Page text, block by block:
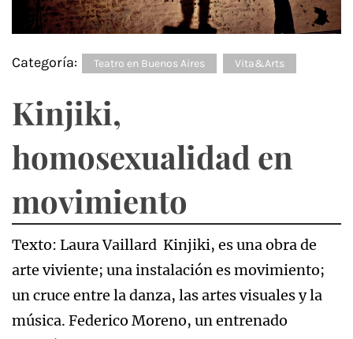
Categoría: Teatro en Buenos Aires Vita&Arts
Kinjiki,
homosexualidad en
movimiento
Texto: Laura Vaillard Kinjiki, es una obra de
arte viviente; una instalación es movimiento;
un cruce entre la danza, las artes visuales y la
música. Federico Moreno, un entrenado